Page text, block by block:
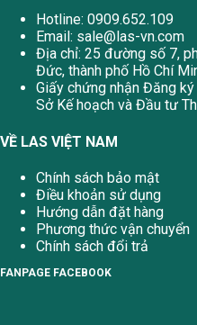
Hotline: 0909.652.109
Email: sale@las-vn.com
Địa chỉ: 25 đường số 7,
Đức, thành phố Hồ Chí
Giấy chứng nhận Đăng
Sở Kế hoạch và Đầu tư
VỀ LAS VIỆT NAM
Chính sách bảo mật
Điều khoản sử dụng
Hướng dẫn đặt hàng
Phương thức vận chuyển
Chính sách đổi trả
FANPAGE FACEBOOK